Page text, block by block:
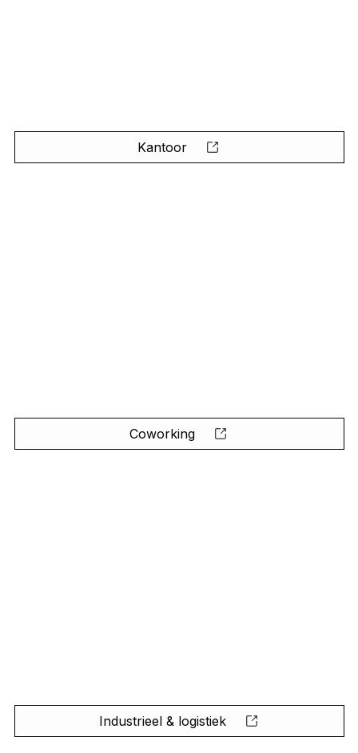
Kantoor
Coworking
Industrieel & logistiek